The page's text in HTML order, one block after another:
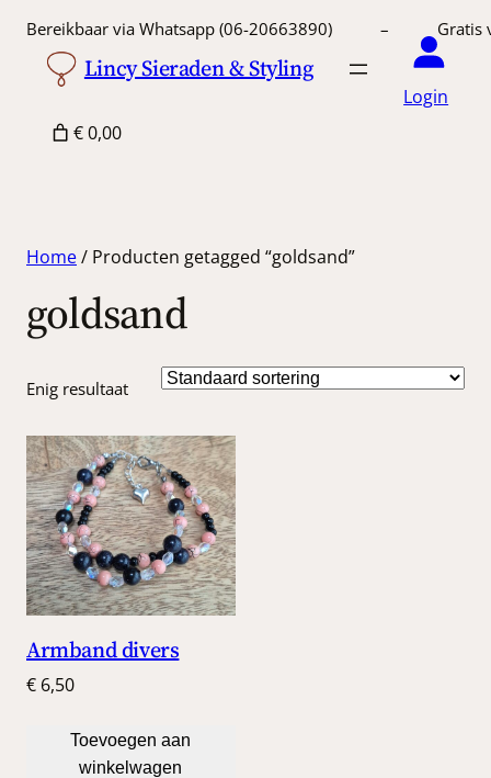
Bereikbaar via Whatsapp (06-20663890) –
Lincy Sieraden & Styling
Login
€ 0,00
Home/ Producten getagged “goldsand”
goldsand
Enig resultaat
Armband divers
€ 6,50
Toevoegen aan
winkelwagen